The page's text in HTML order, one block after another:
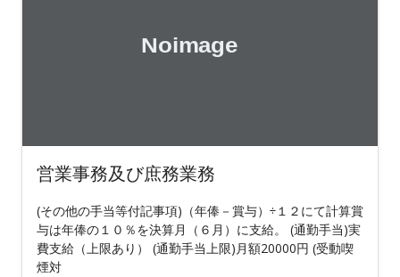
営業事務及び庶務業務
(その他の手当等付記事項)（年俸－賞与）÷１２にて計算賞
与は年俸の１０％を決算月（６月）に支給。 (通勤手当)実
費支給（上限あり） (通勤手当上限)月額20000円 (受動喫
煙対